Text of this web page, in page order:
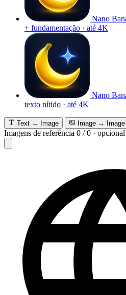
Nano
+ fundamentação · até 4K
Nano
texto nítido · até 4K
Text → Image Image → Image
Imagens de referência 0 /0 · opcional